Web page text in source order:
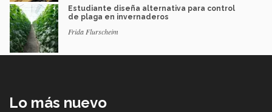
Estudiante diseña alternativa para control
de plaga en invernaderos
Frida Flurscheim
Lo más nuevo